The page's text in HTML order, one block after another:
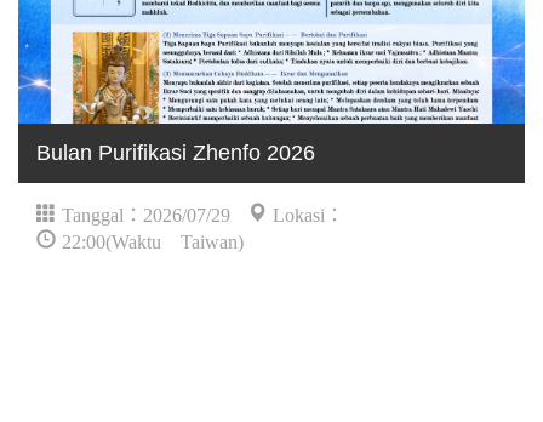
Bulan Purifikasi Zhenfo 2026
Tanggal：2026/07/29
Lokasi：
22:00(Waktu Taiwan)